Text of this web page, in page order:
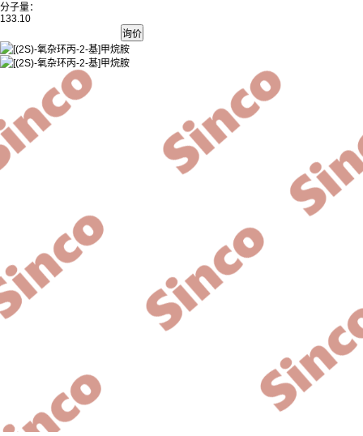
分子量：
133.10